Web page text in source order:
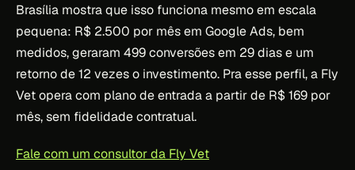
Brasília mostra que isso funciona mesmo em escala
pequena: R$ 2.500 por mês em Google Ads, bem
medidos, geraram 499 conversões em 29 dias e um
retorno de 12 vezes o investimento. Pra esse perfil, a Fly
Vet opera com plano de entrada a partir de R$ 169 por
mês, sem fidelidade contratual.
Fale com um consultor da Fly Vet